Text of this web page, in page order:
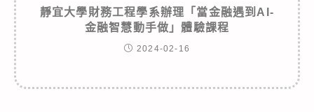
靜宜大學財務工程學系辦理「當金融遇到AI-
金融智慧動手做」體驗課程
2024-02-16